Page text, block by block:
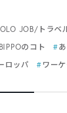
JOB/トラベ
のコト
ロッパ
ワー